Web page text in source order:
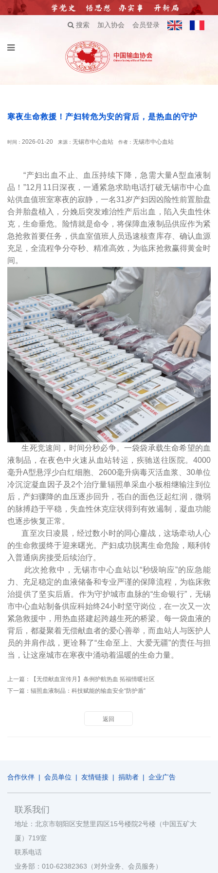
搜索 加入协会 会员登录
寒夜生命救援！产妇转危为安的背后，是热血的守护
时间： 2026-01-20 来源： 无锡市中心血站 作者： 无锡市中心血站
“产妇出血不止、血压持续下降，急需大量A型血液制
品！”12月11日深夜，一通紧急求助电话打破无锡市中心血
站供血值班室寒夜的寂静，一名31岁产妇因凶险性前置胎盘
合并胎盘植入，分娩后突发难治性产后出血，陷入失血性休
克，生命垂危。险情就是命令，将保障血液制品供应作为紧
急抢救首要任务，供血室值班人员迅速核查库存、确认血源
充足，全流程争分夺秒、精准高效，为临床抢救赢得黄金时
间。
生死竞速间，时间分秒必争。一袋袋承载生命希望的血
液制品，在夜色中火速从血站转运，疾驰送往医院。4000
毫升A型悬浮少白红细胞、2600毫升病毒灭活血浆、30单位
冷沉淀凝血因子及2个治疗量辐照单采血小板相继输注到位
后，产妇骤降的血压逐步回升，苍白的面色泛起红润，微弱
的脉搏趋于平稳，失血性休克症状得到有效遏制，凝血功能
也逐步恢复正常。
直至次日凌晨，经过数小时的同心鏖战，这场牵动人心
的生命救援终于迎来曙光。产妇成功脱离生命危险，顺利转
入普通病房接受后续治疗。
此次抢救中，无锡市中心血站以“秒级响应”的应急能
力、充足稳定的血液储备和专业严谨的保障流程，为临床救
治提供了坚实后盾。作为守护城市血脉的“生命银行”，无锡
市中心血站制备供应科始终24小时坚守岗位，在一次又一次
紧急救援中，用热血搭建起跨越生死的桥梁。每一袋血液的
背后，都凝聚着无偿献血者的爱心善举，而血站人与医护人
员的并肩作战，更诠释了“生命至上、大爱无疆”的责任与担
当，让这座城市在寒夜中涌动着温暖的生命力量。
上一篇：
【无偿献血宣传月】条例护航热血 拓福情暖社区
下一篇： 辐照血液制品：科技赋能的输血安全“防护盾”
返回
合作伙伴 | 会员单位 | 友情链接 | 捐助者 | 企业广告
联系我们
地址：北京市朝阳区安慧里四区15号楼院2号楼（中国五矿大
厦）719室
联系电话
业务部：010-62382363（对外业务、会员服务）